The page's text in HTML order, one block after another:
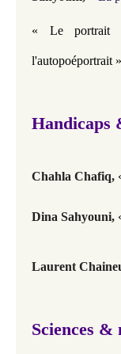
« Le portrait
l'autopoéportrait »
Handicaps
Chahla Chafiq,
Dina Sahyouni,
Laurent
Sciences &